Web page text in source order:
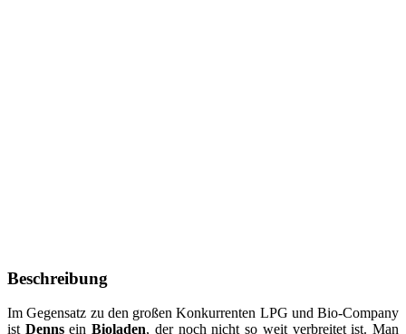
Beschreibung
Im Gegensatz zu den großen Konkurrenten LPG und Bio-Company
ist DennseinBioladen, der noch nicht so weit verbreitet ist. Man